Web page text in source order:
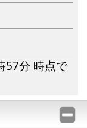
57分 時点で